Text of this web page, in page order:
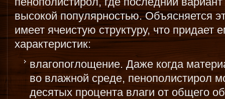
высокой популярностью. Объясняется
имеет ячеистую структуру, что придает
характеристик:
влагопоглощение. Даже когда
во влажной среде, пенополистирол
десятых процента влаги от общего